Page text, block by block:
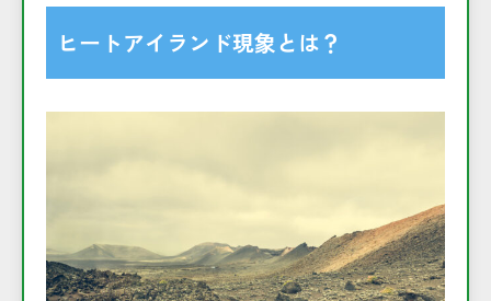
ヒートアイランド現象とは？